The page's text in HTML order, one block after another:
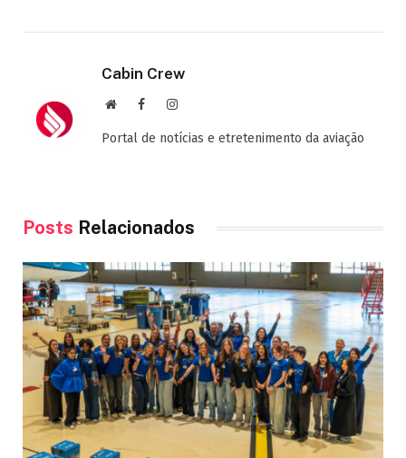
Cabin Crew
Site FacebookInstagram
Portal de notícias e etretenimento da aviação
Posts Relacionados